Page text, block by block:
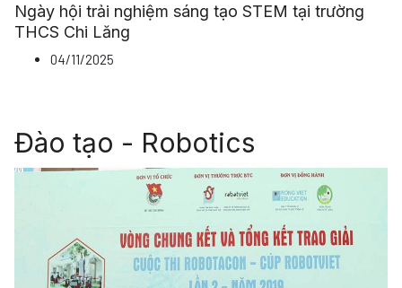
Ngày hội trải nghiệm sáng tạo STEM tại trường
THCS Chi Lăng
04/11/2025
Đào tạo - Robotics